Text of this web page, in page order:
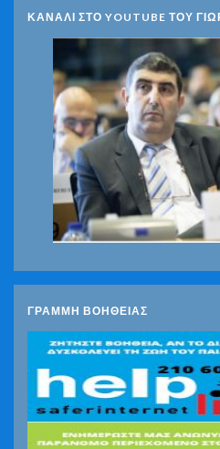
ΚΑΝΑΛΙ ΣΤΟ YOUTUBE ΤΟΥ
ΓΡΑΜΜΗ ΒΟΗΘΕΙΑΣ